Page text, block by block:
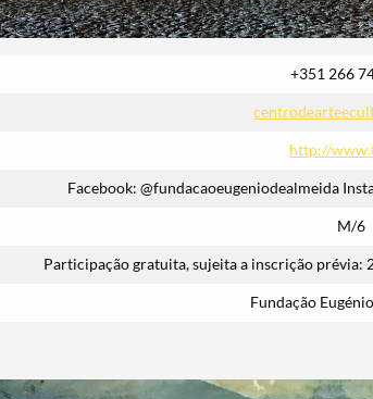
gerais
+351 266
http://
Facebook: @fundacaoeugeniodealmeida
M/6
Participação gratuita, sujeita a inscrição prévia:
Fundação